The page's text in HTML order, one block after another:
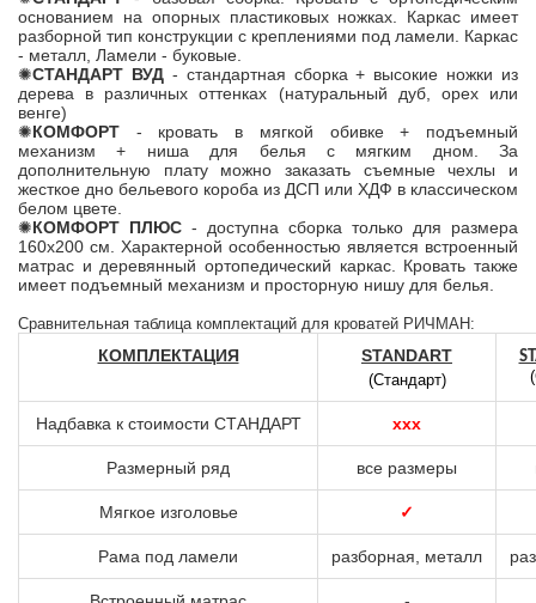
основанием на опорных пластиковых ножках. Каркас имеет
разборной тип конструкции с креплениями под ламели. Каркас
- металл, Ламели - буковые.
✺СТАНДАРТ ВУД - стандартная сборка + высокие ножки из
дерева в различных оттенках (натуральный дуб, орех или
венге)
✺КОМФОРТ - кровать в мягкой обивке + подъемный
механизм + ниша для белья с мягким дном. За
дополнительную плату можно заказать съемные чехлы и
жесткое дно бельевого короба из ДСП или ХДФ в классическом
белом цвете.
✺КОМФОРТ ПЛЮС - доступна сборка только для размера
160х200 см. Характерной особенностью является встроенный
матрас и деревянный ортопедический каркас. Кровать также
имеет подъемный механизм и просторную нишу для белья.
Сравнительная таблица комплектаций для кроватей РИЧМАН:
КОМПЛЕКТАЦИЯ STANDART
(Стандарт)
Надбавка к стоимости СТАНДАРТ ххх
Размерный ряд все размеры
Мягкое изголовье ✓
Рама под ламели разборная, металл